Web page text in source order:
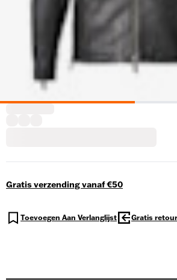
Gratis verzending vanaf €50
Toevoegen Aan Verlanglijst Gratis